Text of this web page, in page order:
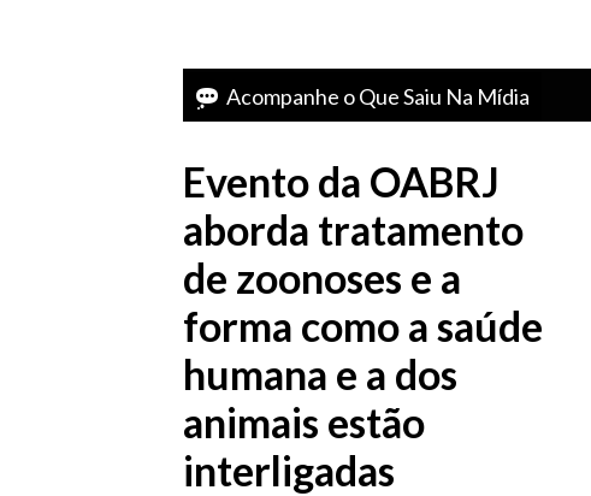
Acompanhe o Que Saiu Na Mídia
Evento da OABRJ
aborda tratamento
de zoonoses e a
forma como a saúde
humana e a dos
animais estão
interligadas